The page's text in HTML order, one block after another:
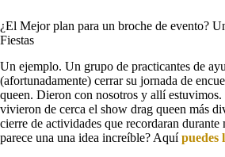
¿El Mejor plan para un broche de evento?
Fiestas
Un ejemplo. Un grupo de practicantes de
(afortunadamente) cerrar su jornada de
queen. Dieron con nosotros y allí estuvimos.
vivieron de cerca el show drag queen más
cierre de actividades que recordaran durante
parece una una idea increíble? Aquípuedes